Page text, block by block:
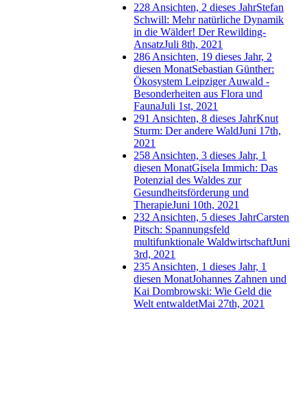
228 Ansichten, 2 dieses JahrStefan
Schwill: Mehr natürliche Dynamik
in die Wälder! Der Rewilding-
AnsatzJuli 8th, 2021
286 Ansichten, 19 dieses Jahr, 2
diesen MonatSebastian Günther:
Ökosystem Leipziger Auwald -
Besonderheiten aus Flora und
FaunaJuli 1st, 2021
291 Ansichten, 8 dieses JahrKnut
Sturm: Der andere WaldJuni 17th,
2021
258 Ansichten, 3 dieses Jahr, 1
diesen MonatGisela Immich: Das
Potenzial des Waldes zur
Gesundheitsförderung und
TherapieJuni 10th, 2021
232 Ansichten, 5 dieses JahrCarsten
Pitsch: Spannungsfeld
multifunktionale WaldwirtschaftJuni
3rd, 2021
235 Ansichten, 1 dieses Jahr, 1
diesen MonatJohannes Zahnen und
Kai Dombrowski: Wie Geld die
Welt entwaldetMai 27th, 2021